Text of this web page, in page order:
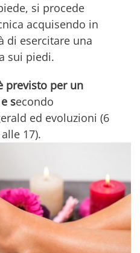
si procede
acquisendo in
di esercitare una
sui piedi.
previsto per un
secondo
ed evoluzioni (6
17).